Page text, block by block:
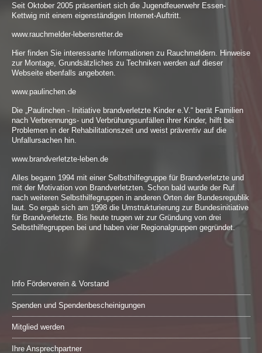
Seit Oktober 2005 präsentiert sich die Jugendfeuerwehr Essen-
Kettwig mit einem eigenständigen Internet-Auftritt.
www.rauchmelder-lebensretter.de
Hier finden Sie interessante Informationen zu Rauchmeldern. Hinweise
zur Montage, Grundsätzliches zu Techniken werden auf dieser
Webseite ebenfalls angeboten.
www.paulinchen.de
Die „Paulinchen - Initiative brandverletzte Kinder e.V.“ berät Familien
nach Verbrennungs- und Verbrühungsunfällen ihrer Kinder, hilft bei
Problemen in der Rehabilitationszeit und weist präventiv auf die
Unfallursachen hin.
www.brandverletzte-leben.de
Alles begann 1994 mit einer Selbsthilfegruppe für Brandverletzte und
mit der Motivation von Brandverletzten. Schon bald wurde der Ruf
nach weiteren Selbsthilfegruppen in anderen Orten der Bundesrepublik
laut. So ergab sich am 1998 die Umstrukturierung zur Bundesinitiative
für Brandverletzte. Bis heute trugen wir zur Gründung von drei
Selbsthilfegruppen bei und haben vier Regionalgruppen gegründet.
Info Förderverein & Vorstand
Spenden und Spendenbescheinigungen
Mitglied werden
Ihre Ansprechpartner